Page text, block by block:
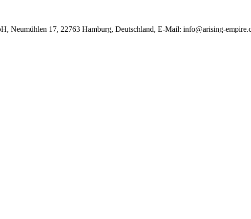
Neumühlen 17, 22763 Hamburg, Deutschland, E-Mail: info@arising-